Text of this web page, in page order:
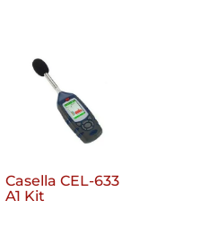
Casella CEL-633
A1 Kit